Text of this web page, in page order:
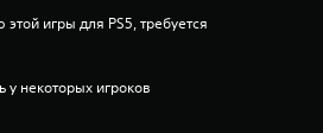
игры для PS5, требуется
у некоторых игроков